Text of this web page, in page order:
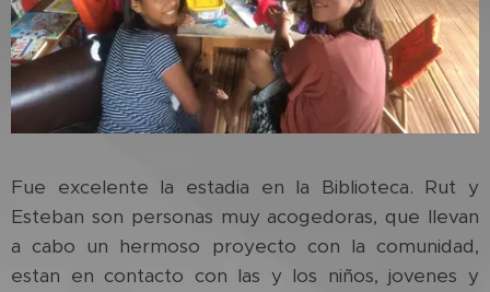
Fue excelente la estadia en la Biblioteca. Rut y
Esteban son personas muy acogedoras, que llevan
a cabo un hermoso proyecto con la comunidad,
estan en contacto con las y los niños, jovenes y